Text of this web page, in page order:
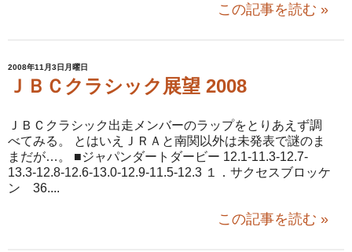
この記事を読む »
2008年11月3日月曜日
ＪＢＣクラシック展望 2008
ＪＢＣクラシック出走メンバーのラップをとりあえず調
べてみる。 とはいえＪＲＡと南関以外は未発表で謎のま
まだが…。 ■ジャパンダートダービー 12.1-11.3-12.7-
13.3-12.8-12.6-13.0-12.9-11.5-12.3 １．サクセスブロッケ
ン 36....
この記事を読む »